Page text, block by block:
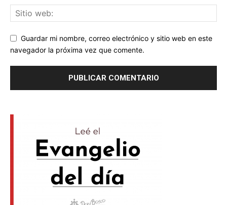
Guardar mi nombre, correo electrónico y sitio web en este
navegador la próxima vez que comente.